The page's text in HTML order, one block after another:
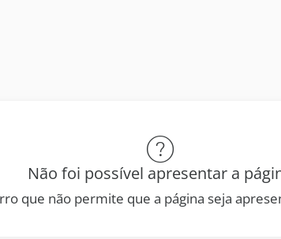
Não foi possível apresentar a
que não permite que a página seja